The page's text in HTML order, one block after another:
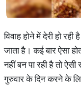
विवाह होने में देरी हो
जाता है। कई बार ऐसा
नहीं बन पा रही है तो
गुरुवार के दिन करने के